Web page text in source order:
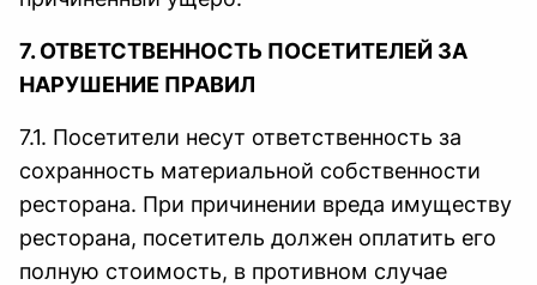
7. ОТВЕТСТВЕННОСТЬ ПОСЕТИТЕЛЕЙ ЗА
НАРУШЕНИЕ ПРАВИЛ
7.1. Посетители несут ответственность за
сохранность материальной собственности
ресторана. При причинении вреда имуществу
ресторана, посетитель должен оплатить его
полную стоимость, в противном случае